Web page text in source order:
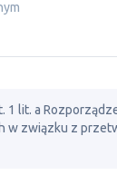
lit. a
w związku z